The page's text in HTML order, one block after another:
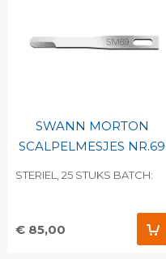
SWANN MORTON
SCALPELMESJES NR.69
STERIEL, 25 STUKS BATCH:
€ 85,00